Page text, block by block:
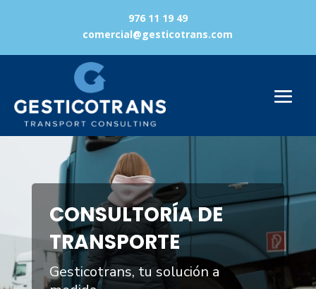
976 11 19 49
comercial@gesticotrans.com
CONSULTORÍA DE
TRANSPORTE
Gesticotrans, tu solución a